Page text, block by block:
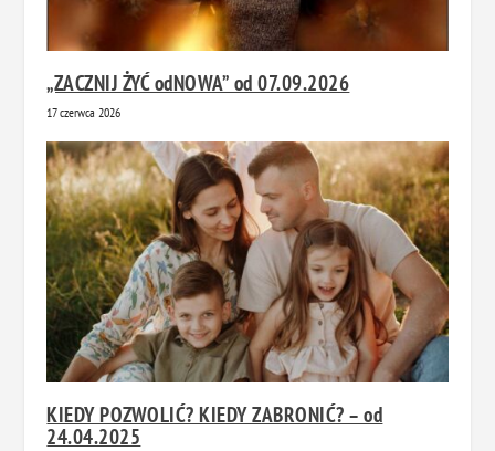
„ZACZNIJ ŻYĆ odNOWA” od 07.09.2026
17 czerwca 2026
KIEDY POZWOLIĆ? KIEDY ZABRONIĆ? – od
24.04.2025